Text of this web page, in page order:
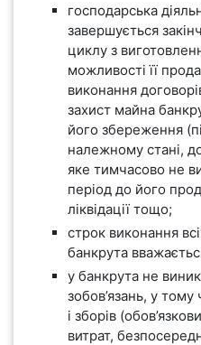
господарська
завершується
циклу з
можливості її
виконання
захист майна
його збереження
належному стані,
яке тимчасово не
період до його
ліквідації тощо;
строк виконання
банкрута
у банкрута не
зобов’язань, у тому
і зборів
витрат,